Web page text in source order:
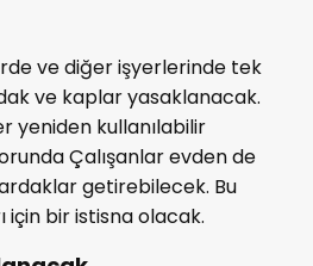
ve diğer işyerlerinde tek
ve kaplar yasaklanacak.
yeniden kullanılabilir
Çalışanlar evden de
getirebilecek. Bu
için bir istisna olacak.